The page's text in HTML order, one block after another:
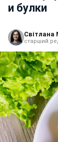
и булки
старший